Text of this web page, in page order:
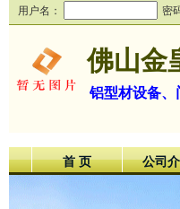
用户名： 密
佛山金
铝型材设备、
首 页 公司